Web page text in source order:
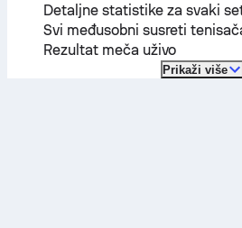
Detaljne statistike za svaki
Svi međusobni susreti
Rezultat meča uživo
Prikaži više